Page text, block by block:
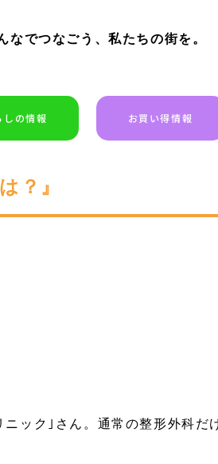
でつなごう、私たちの街を。
しの情報 お買い得情報
？』
ック｣さん。通常の整形外科だ